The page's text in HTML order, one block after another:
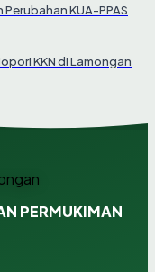
KUA-PPAS
KKN di Lamongan
PERMUKIMAN